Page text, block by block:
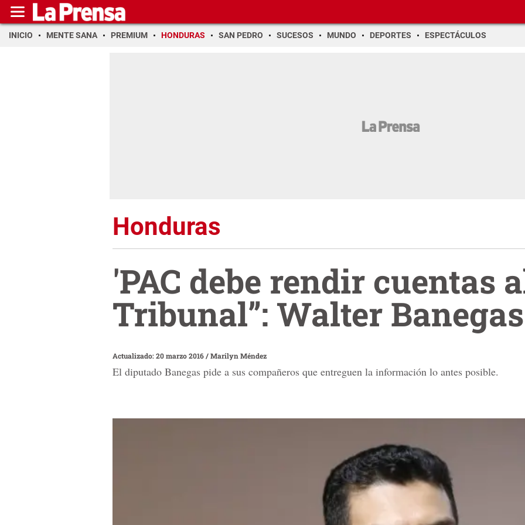
INICIO MENTE SANA PREMIUM HONDURAS SAN PEDRO SUCESOS MUNDO DEPORTES ESPECTÁCULOS
Honduras
'PAC debe rendir cuentas
Tribunal”: Walter Banegas
Actualizado: 20 marzo 2016/Marilyn Méndez
El diputado Banegas pide a sus compañeros que entreguen la información lo antes posible.